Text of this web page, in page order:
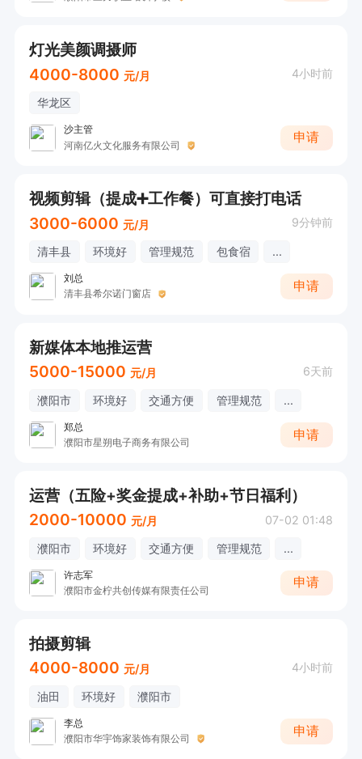
灯光美颜调摄师
4000-8000 元/月 4小时前
华龙区
沙主管
河南亿火文化服务有限公司
申请
视频剪辑（提成➕工作餐）可直接打电话
3000-6000 元/月 9分钟前
清丰县 环境好 管理规范 包食宿 ...
刘总
清丰县希尔诺门窗店
申请
新媒体本地推运营
5000-15000 元/月 6天前
濮阳市 环境好 交通方便 管理规范 ...
郑总
濮阳市星朔电子商务有限公司
申请
运营（五险+奖金提成+补助+节日福利）
2000-10000 元/月 07-02 01:48
濮阳市 环境好 交通方便 管理规范 ...
许志军
濮阳市金柠共创传媒有限责任公司
申请
拍摄剪辑
4000-8000 元/月 4小时前
油田 环境好 濮阳市
李总
濮阳市华宇饰家装饰有限公司
申请